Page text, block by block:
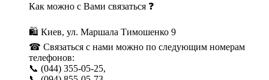
Как можно с Вами связаться ❓
🛍 Киев, ул. Маршала Тимошенко 9
☎ Связаться с нами можно по следующим номерам
телефонов:
📞 (044) 355-05-25,